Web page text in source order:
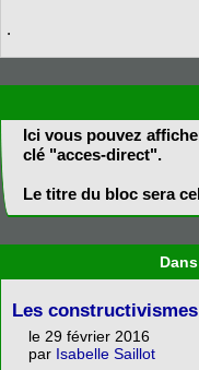
.
Ici vous pouvez
clé "acces-direct".
Le titre du bloc sera
Les
le 29 février 2016
par Isabelle Saillot